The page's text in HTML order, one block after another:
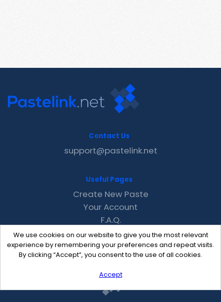
We use cookies on our website to give you the most relevant
experience by remembering your preferences and repeat visits.
By clicking “Accept”, you consent to the use of all cookies.
Accept
Contact Us
support@pastelink.net
Useful Pages
Create New Paste
Your Account
F.A.Q.
Recent
Contact